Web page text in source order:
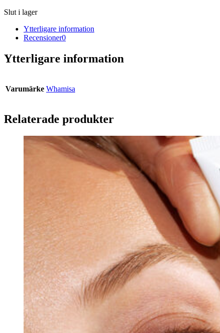
Slut i lager
Ytterligare information
Recensioner0
Ytterligare information
Varumärke Whamisa
Relaterade produkter